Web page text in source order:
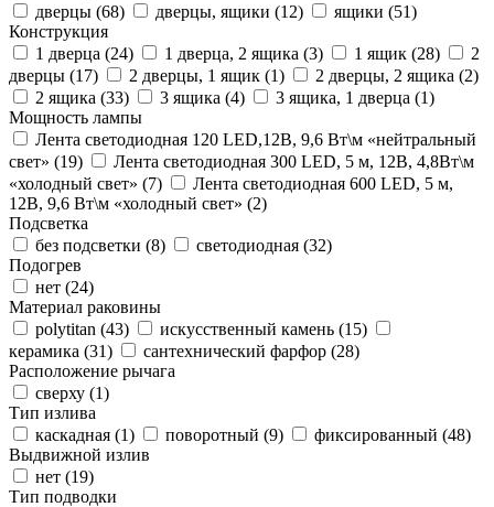
дверцы (68) дверцы, ящики (12) ящики (51)
Конструкция
1 дверца (24) 1 дверца, 2 ящика (3) 1 ящик (28)
2
дверцы (17) 2 дверцы, 1 ящик (1) 2 дверцы, 2 ящика (2)
2 ящика (33) 3 ящика (4) 3 ящика, 1 дверца (1)
Мощность лампы
Лента светодиодная 120 LED,12В, 9,6 Вт\м «нейтральный
свет» (19)
Лента светодиодная 300 LED, 5 м, 12В, 4,8Вт\м
«холодный свет» (7)
Лента светодиодная 600 LED, 5 м,
12В, 9,6 Вт\м «холодный свет» (2)
Подсветка
без подсветки (8) светодиодная (32)
Подогрев
нет (24)
Материал раковины
polytitan (43) искусственный камень (15)
керамика (31) сантехнический фарфор (28)
Расположение рычага
сверху (1)
Тип излива
каскадная (1) поворотный (9) фиксированный (48)
Выдвижной излив
нет (19)
Тип подводки